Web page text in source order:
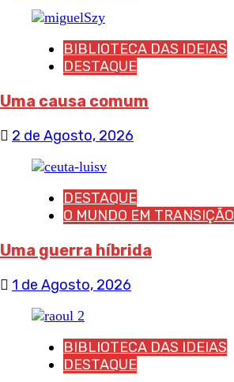
BIBLIOTECA DAS IDEIAS
DESTAQUE
Uma causa comum
2 de Agosto, 2026
DESTAQUE
O MUNDO EM TRANSIÇÃO
Uma guerra híbrida
1 de Agosto, 2026
BIBLIOTECA DAS IDEIAS
DESTAQUE